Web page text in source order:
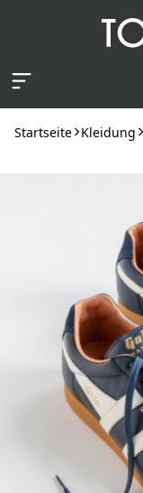
Startseite Kleidung